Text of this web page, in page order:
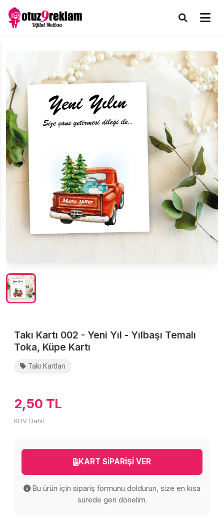
Takı Kartı 002 - Yeni Yıl - Yılbaşı Temalı
Toka, Küpe Kartı
Takı Kartları
2,50 TL
KDV Dahil
KART SİPARİŞİ VER
Bu ürün için sipariş formunu doldurun, size en kısa
sürede geri dönelim.